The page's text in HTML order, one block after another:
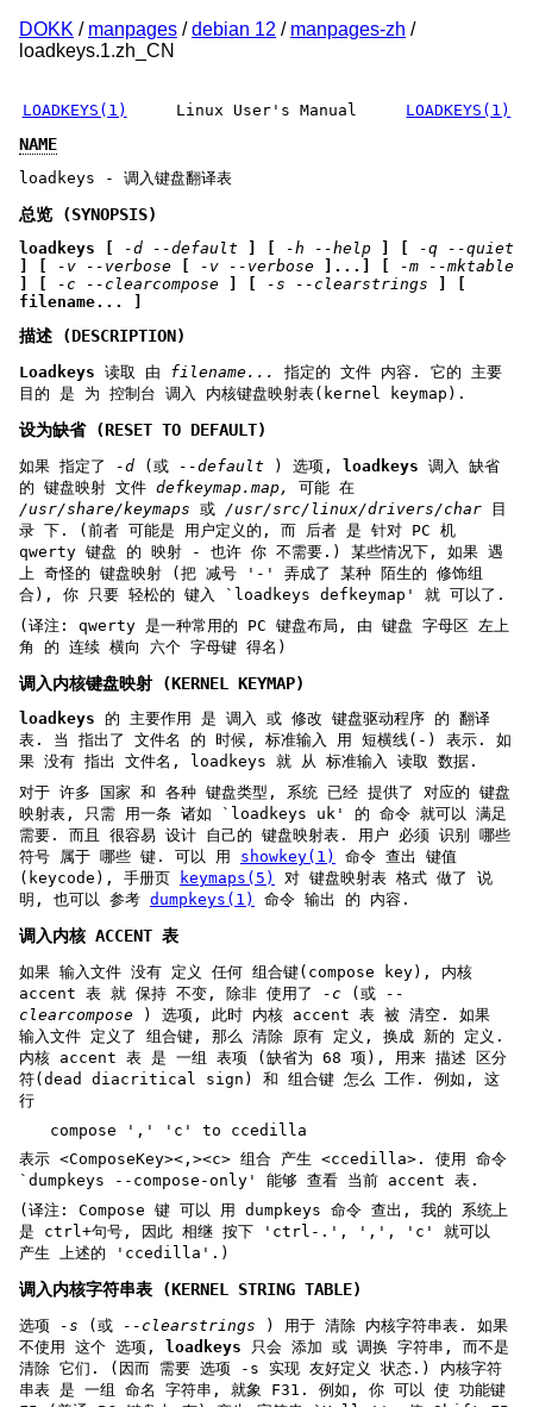
DOKK / manpages /debian 12 / manpages-zh /
loadkeys.1.zh_CN
LOADKEYS(1) Linux User's Manual LOADKEYS(1)
NAME
loadkeys - 调入键盘翻译表
总览 (SYNOPSIS)
loadkeys [ -d --default -h --help
-q --quiet
-v --verbose -v --verbose ]...] [
-m --mktable
-c --clearcompose -s --clearstrings
filename... ]
描述 (DESCRIPTION)
Loadkeys 读取 由 filename...
指定的 文件 内容. 它的 主要
目的 是 为 控制台 调入 内核键盘映射表(kernel keymap).
设为缺省 (RESET TO DEFAULT)
如果 指定了 -d (或 --default ) 选项, loadkeys 调入 缺省
的 键盘映射 文件 defkeymap.map,
可能 在
/usr/share/keymaps 或 /usr/src/linux/drivers/char 目
录 下. (前者 可能是 用户定义的, 而 后者 是 针对 PC 机
qwerty 键盘 的 映射 - 也许 你 不需要.) 某些情况下, 如果 遇
上 奇怪的 键盘映射 (把 减号 '-' 弄成了 某种 陌生的 修饰组
合), 你 只要 轻松的 键入 `loadkeys defkeymap' 就 可以了.
(译注: qwerty 是一种常用的 PC 键盘布局, 由 键盘 字母区 左上
角 的 连续 横向 六个 字母键 得名)
调入内核键盘映射 (KERNEL KEYMAP)
loadkeys 的 主要作用 是 调入 或 修改 键盘驱动程序 的 翻译
表. 当 指出了 文件名 的 时候, 标准输入 用 短横线(-) 表示. 如
果 没有 指出 文件名, loadkeys 就 从 标准输入 读取 数据.
对于 许多 国家 和 各种 键盘类型, 系统 已经 提供了 对应的 键盘
映射表, 只需 用一条 诸如 `loadkeys uk' 的 命令 就可以 满足
需要. 而且 很容易 设计 自己的 键盘映射表. 用户 必须 识别 哪些
符号 属于 哪些 键. 可以 用 showkey(1)
命令 查出 键值
(keycode), 手册页
keymaps(5)
对 键盘映射表 格式 做了 说
明, 也可以 参考 dumpkeys(1) 命令 输出 的 内容.
调入内核 ACCENT 表
如果 输入文件 没有 定义 任何 组合键(compose key), 内核
accent 表 就 保持 不变, 除非 使用了
-c (或
--
clearcompose ) 选项, 此时 内核 accent 表 被 清空. 如果
输入文件 定义了 组合键, 那么 清除 原有 定义, 换成 新的 定义.
内核 accent 表 是 一组 表项 (缺省为 68 项), 用来 描述 区分
符(dead diacritical sign) 和 组合键 怎么 工作. 例如, 这
行
compose ',' 'c' to ccedilla
表示 <ComposeKey><,><c> 组合 产生 <ccedilla>. 使用 命令
`dumpkeys --compose-only' 能够 查看 当前 accent 表.
(译注: Compose 键 可以 用 dumpkeys 命令 查出, 我的 系统上
是 ctrl+句号, 因此 相继 按下 'ctrl-.', ',', 'c' 就可以
产生 上述的 'ccedilla'.)
调入内核字符串表 (KERNEL STRING TABLE)
选项 -s (或 --clearstrings ) 用于 清除 内核字符串表. 如果
不使用 这个 选项,
loadkeys 只会 添加 或 调换 字符串, 而不是
清除 它们. (因而 需要 选项 -s 实现 友好定义 状态.) 内核字符
串表 是 一组 命名 字符串, 就象 F31. 例如, 你 可以 使 功能键